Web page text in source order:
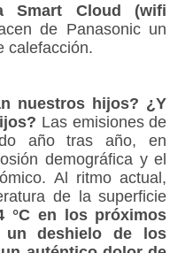
Smart Cloud (wifi
de Panasonic un
calefacción.
nuestros hijos? ¿Y
Las emisiones de
año tras año, en
demográfica y el
Al ritmo actual,
de la superficie
°C en los próximos
un deshielo de los